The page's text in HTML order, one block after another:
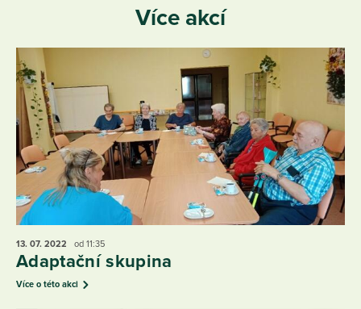
Více akcí
13. 07. 2022 od 11:35
Adaptační skupina
Více o této akci